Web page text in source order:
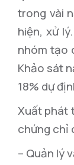
trong vài
hiện, xử
nhóm tạo
Khảo sát
18% dự
Xuất phát
chứng chỉ
– Quản lý